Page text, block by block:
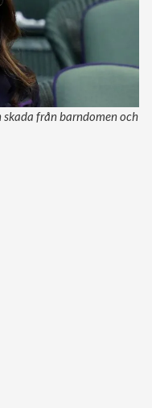
från barndomen och